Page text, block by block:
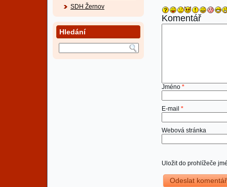
SDH Žernov
Hledání
Komentář
Jméno *
E-mail *
Webová stránka
Uložit do prohlížeče